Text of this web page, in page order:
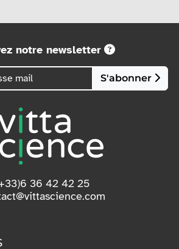
notre newsletter
S'abonner
36 42 42 25